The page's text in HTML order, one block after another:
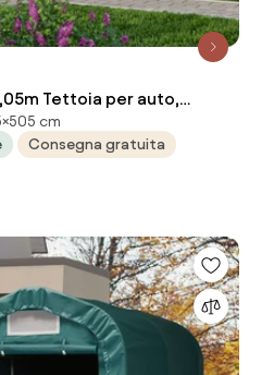
Tettoia per auto,
- (GFPV00803)
cm
Consegna gratuita